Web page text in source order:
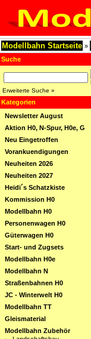
Modellbahn Startseite »
Suche
Erweiterte Suche »
Kategorien
Newsletter August
Aktion H0, N-Spur, H0e, G
Neu Eingetroffen
Vorankuendigungen
Neuheiten 2026
Neuheiten 2027
Heidi´s Schatzkiste
Kommission H0
Modellbahn H0
Personenwagen H0
Güterwagen H0
Start- und Zugsets
Modellbahn H0e
Modellbahn N
Straßenbahnen H0
JC - Winterwelt H0
Modellbahn TT
Gleismaterial
Modellbahn Zubehör